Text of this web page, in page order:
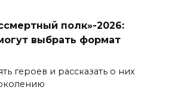
полк»-2026:
выбрать формат
героев и рассказать о них